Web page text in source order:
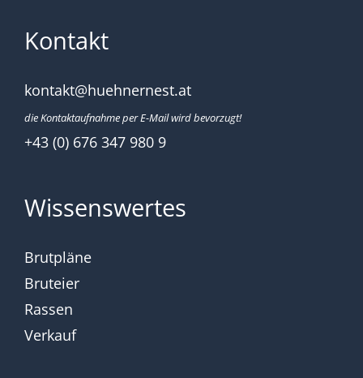
Kontakt
kontakt@huehnernest.at
die Kontaktaufnahme per E-Mail wird bevorzugt!
+43 (0) 676 347 980 9
Wissenswertes
Brutpläne
Bruteier
Rassen
Verkauf